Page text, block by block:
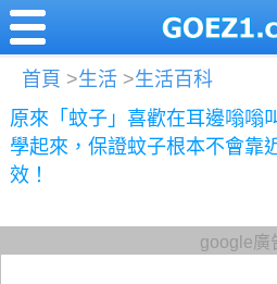
首頁 >生活 >生活百科
原來「蚊子」喜歡在耳邊嗡嗡
學起來，保證蚊子根本不會靠
效！
google廣